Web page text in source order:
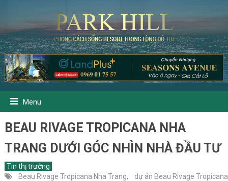
Menu
BEAU RIVAGE TROPICANA NHA
TRANG DƯỚI GÓC NHÌN NHÀ ĐẦU TƯ
Tin thị trường
Beau Rivage Tropicana Nha Trang, dự án Beau Rivage